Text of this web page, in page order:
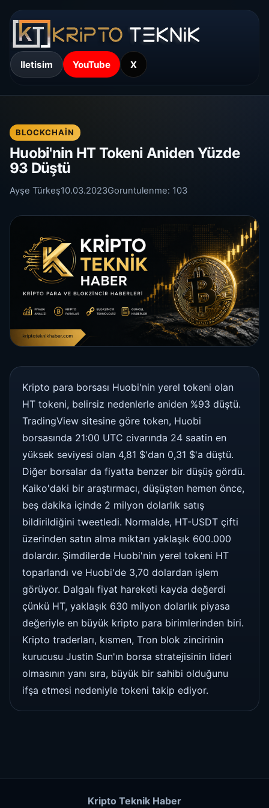
Iletisim YouTube X
BLOCKCHAIN
Huobi'nin HT Tokeni Aniden Yüzde
93 Düştü
Ayşe Türkeş10.03.2023Goruntulenme: 103
Kripto para borsası Huobi'nin yerel tokeni olan
HT tokeni, belirsiz nedenlerle aniden %93 düştü.
TradingView sitesine göre token, Huobi
borsasında 21:00 UTC civarında 24 saatin en
yüksek seviyesi olan 4,81 $'dan 0,31 $'a düştü.
Diğer borsalar da fiyatta benzer bir düşüş gördü.
Kaiko'daki bir araştırmacı, düşüşten hemen önce,
beş dakika içinde 2 milyon dolarlık satış
bildirildiğini tweetledi. Normalde, HT-USDT çifti
üzerinden satın alma miktarı yaklaşık 600.000
dolardır. Şimdilerde Huobi'nin yerel tokeni HT
toparlandı ve Huobi'de 3,70 dolardan işlem
görüyor. Dalgalı fiyat hareketi kayda değerdi
çünkü HT, yaklaşık 630 milyon dolarlık piyasa
değeriyle en büyük kripto para birimlerinden biri.
Kripto traderları, kısmen, Tron blok zincirinin
kurucusu Justin Sun'ın borsa stratejisinin lideri
olmasının yanı sıra, büyük bir sahibi olduğunu
ifşa etmesi nedeniyle tokeni takip ediyor.
Kripto Teknik Haber